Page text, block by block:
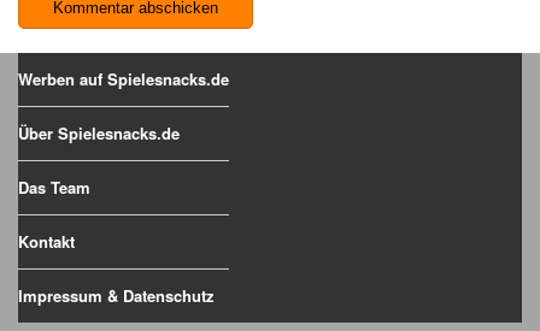
Werben auf Spielesnacks.de
Über Spielesnacks.de
Das Team
Kontakt
Impressum & Datenschutz